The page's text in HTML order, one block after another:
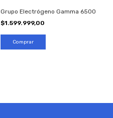
Grupo Electrógeno Gamma 6500
$1.599.999,00